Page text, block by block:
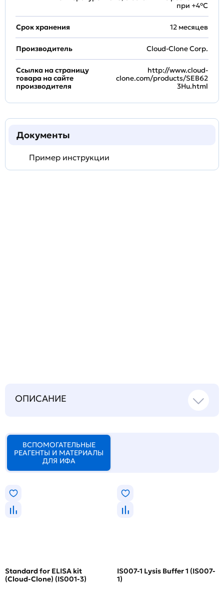
при +4°С
Срок хранения 12 месяцев
Производитель Cloud-Clone Corp.
Ссылка на страницу
товара на сайте
производителя
http://www.cloud-
clone.com/products/SEB62
3Hu.html
Документы
Пример инструкции
ОПИСАНИЕ
ВСПОМОГАТЕЛЬНЫЕ
РЕАГЕНТЫ И МАТЕРИАЛЫ
ДЛЯ ИФА
Standard for ELISA kit
(Cloud-Clone) (IS001-3)
IS007-1 Lysis Buffer 1 (IS007-
1)